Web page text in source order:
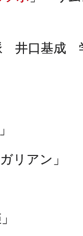
井口基成
リアン」